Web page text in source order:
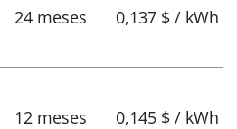
24 meses 0,137 $ / kWh
12 meses 0,145 $ / kWh